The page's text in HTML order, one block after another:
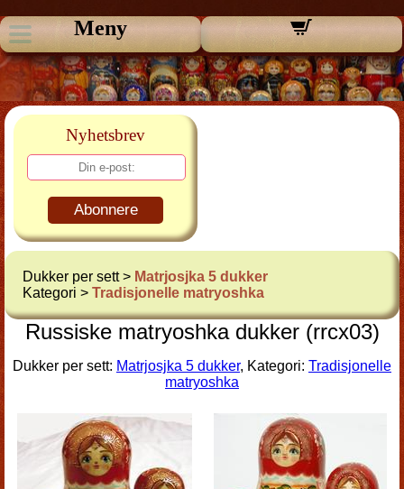
Meny
Nyhetsbrev
Abonnere
Dukker per sett > Matrjosjka 5 dukker
Kategori > Tradisjonelle matryoshka
Russiske matryoshka dukker (rrcx03)
Dukker per sett: Matrjosjka 5 dukker, Kategori: Tradisjonelle
matryoshka